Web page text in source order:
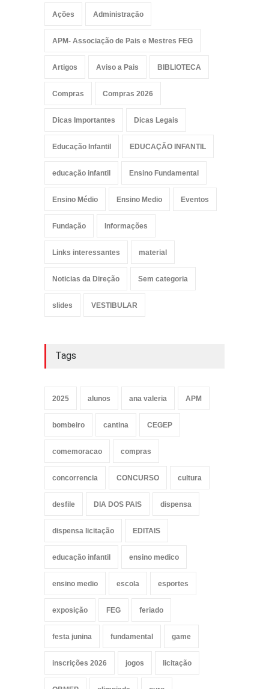
Ações Administração
APM- Associação de Pais e Mestres FEG
Artigos Aviso a Pais BIBLIOTECA
Compras Compras 2026
Dicas Importantes Dicas Legais
Educação Infantil EDUCAÇÃO INFANTIL
educação infantil Ensino Fundamental
Ensino Médio Ensino Medio Eventos
Fundação Informações
Links interessantes material
Noticias da Direção Sem categoria
slides VESTIBULAR
Tags
2025 alunos ana valeria APM
bombeiro cantina CEGEP
comemoracao compras
concorrencia CONCURSO cultura
desfile DIA DOS PAIS dispensa
dispensa licitação EDITAIS
educação infantil ensino medico
ensino medio escola esportes
exposição FEG feriado
festa junina fundamental game
inscrições 2026 jogos licitação